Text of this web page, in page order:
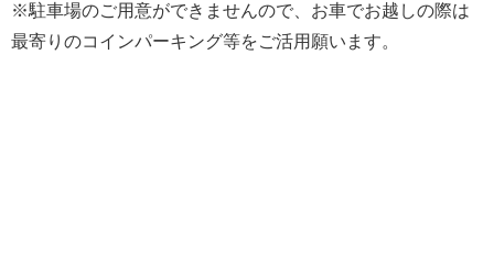
※駐車場のご用意ができませんので、
お車でお越しの際は
最寄りのコインパーキング等をご活用願います。